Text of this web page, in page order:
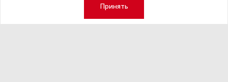
Интервью с вице-губернатором Ленинградской
Принять